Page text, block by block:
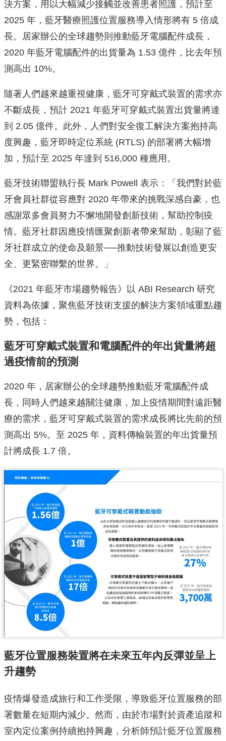
決方案，用以大幅減少接觸並改善患者照護，預計至
2025 年，藍牙醫療照護位置服務導入情形將有 5 倍成
長。居家辦公的全球趨勢則推動藍牙電腦配件成長，
2020 年藍牙電腦配件的出貨量為 1.53 億件，比去年預
測高出 10%。
隨著人們越來越重視健康，藍牙可穿戴式裝置的需求亦
不斷成長，預計 2021 年藍牙可穿戴式裝置出貨量將達
到 2.05 億件。此外，人們對安全復工解決方案抱持高
度興趣，藍牙即時定位系統 (RTLS) 的部署將大幅增
加，預計至 2025 年達到 516,000 種應用。
藍牙技術聯盟執行長 Mark Powell 表示：「我們對於藍
牙會員社群從容應對 2020 年帶來的挑戰深感自豪，也
感謝眾多會員努力不懈地開發創新技術，幫助控制疫
情。藍牙社群因應疫情匯聚創新者帶來幫助，彰顯了藍
牙社群成立的使命及願景──推動技術發展以創造更安
全、更緊密聯繫的世界。」
《2021 年藍牙市場趨勢報告》以 ABI Research 研究
資料為依據，聚焦藍牙技術支援的解決方案領域重點趨
勢，包括：
藍牙可穿戴式裝置和電腦配件的年出貨量將超
過疫情前的預測
2020 年，居家辦公的全球趨勢推動藍牙電腦配件成
長，同時人們越來越關注健康，加上疫情期間對遠距醫
療的需求，藍牙可穿戴式裝置的需求成長將比先前的預
測高出 5%。至 2025 年，資料傳輸裝置的年出貨量預
計將成長 1.7 倍。
藍牙位置服務裝置將在未來五年內反彈並呈上
升趨勢
疫情爆發造成旅行和工作受限，導致藍牙位置服務的部
署數量在短期內減少。然而，由於市場對於資產追蹤和
室內定位案例持續抱持興趣，分析師預計藍牙位置服務